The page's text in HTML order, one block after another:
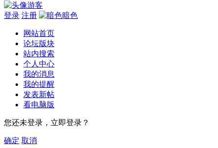
游客
登录 注册 暗色
网站首页
论坛版块
站内搜索
个人中心
我的消息
我的提醒
发表新帖
看电脑版
您还未登录，立即登录？
确定 取消